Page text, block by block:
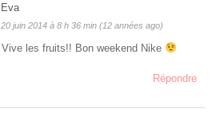
Eva
20 juin 2014 à 8 h 36 min (12 années ago)
Vive les fruits!! Bon weekend Nike
Répondre